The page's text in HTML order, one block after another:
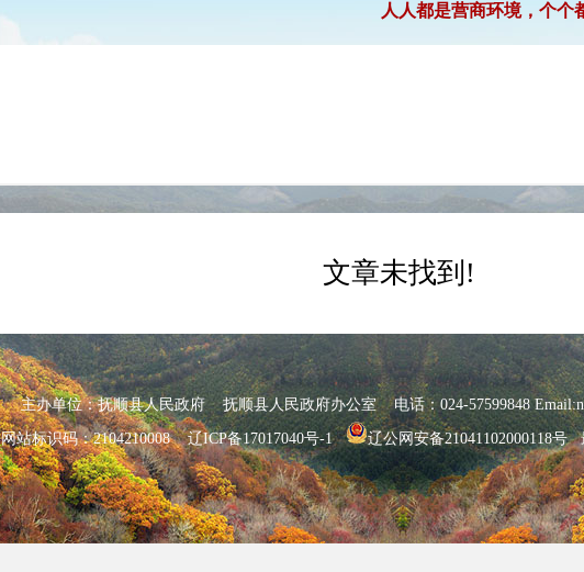
人人都是营商环境，个个
文章未找到!
主办单位：抚顺县人民政府 抚顺县人民政府办公室 电话：024-57599848
网站标识码：2104210008辽ICP备17017040号-1 辽公网安备21041102000118号